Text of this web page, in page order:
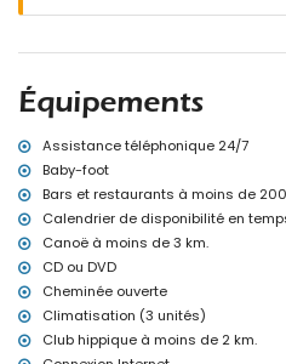
Ville la plus proche : Ondara
Plage la plus proche : Las
de la maison)
Port le plus proche : Port de
maison)
Parc le plus proche : Parc du
Aéroport le plus proche :
maison)
Deuxième aéroport le plus
Les animaux de compagnie ne
L'hébergement est très adapté
Équipements et services inclus
Équipements
Assistance téléphonique 24/7
Baby-foot
Bars et restaurants à moins de
Calendrier de disponibilité en
Canoë à moins de 3 km.
CD ou DVD
Cheminée ouverte
Climatisation (3 unités)
Club hippique à moins de 2 km.